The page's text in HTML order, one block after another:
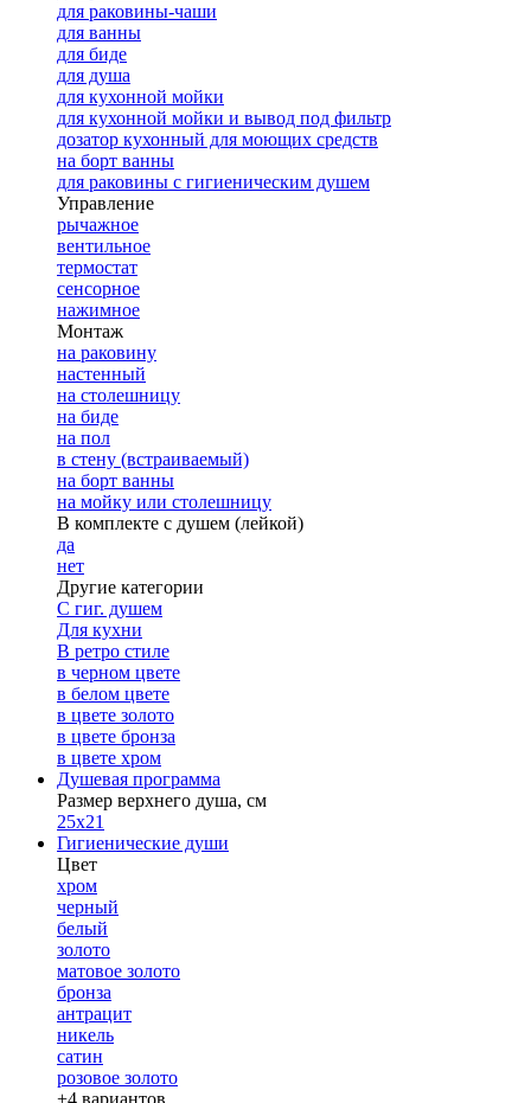
для раковины-чаши
для ванны
для биде
для душа
для кухонной мойки
для кухонной мойки и вывод под фильтр
дозатор кухонный для моющих средств
на борт ванны
для раковины с гигиеническим душем
Управление
рычажное
вентильное
термостат
сенсорное
нажимное
Монтаж
на раковину
настенный
на столешницу
на биде
на пол
в стену (встраиваемый)
на борт ванны
на мойку или столешницу
В комплекте с душем (лейкой)
да
нет
Другие категории
С гиг. душем
Для кухни
В ретро стиле
в черном цвете
в белом цвете
в цвете золото
в цвете бронза
в цвете хром
Душевая программа
Размер верхнего душа, см
25х21
Гигиенические души
Цвет
хром
черный
белый
золото
матовое золото
бронза
антрацит
никель
сатин
розовое золото
+4 вариантов